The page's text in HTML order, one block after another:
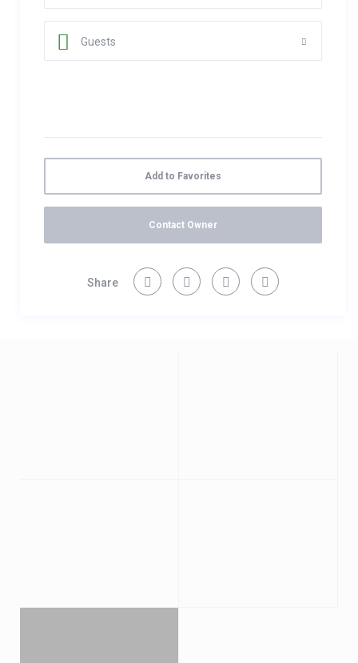
ACCESIBILIDAD, PARA TODOS AISLADO DE RUIDO Y CON
CALOR QUE ELIJAS POR HABITACIONES Y EN UN ENTORNO
Guests
Add to Favorites
Contact Owner
Share